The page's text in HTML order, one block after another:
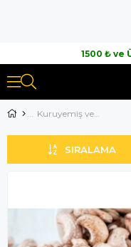
1500 ₺ ve
Kuruyemiş ve Kuru Meyve
SIRALAMA